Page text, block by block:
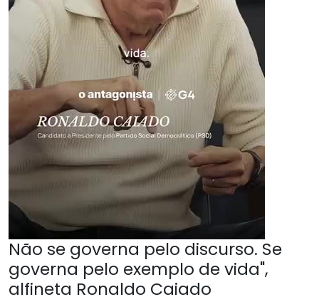
Não se governa pelo discurso. Se
governa pelo exemplo de vida",
alfineta Ronaldo Caiado